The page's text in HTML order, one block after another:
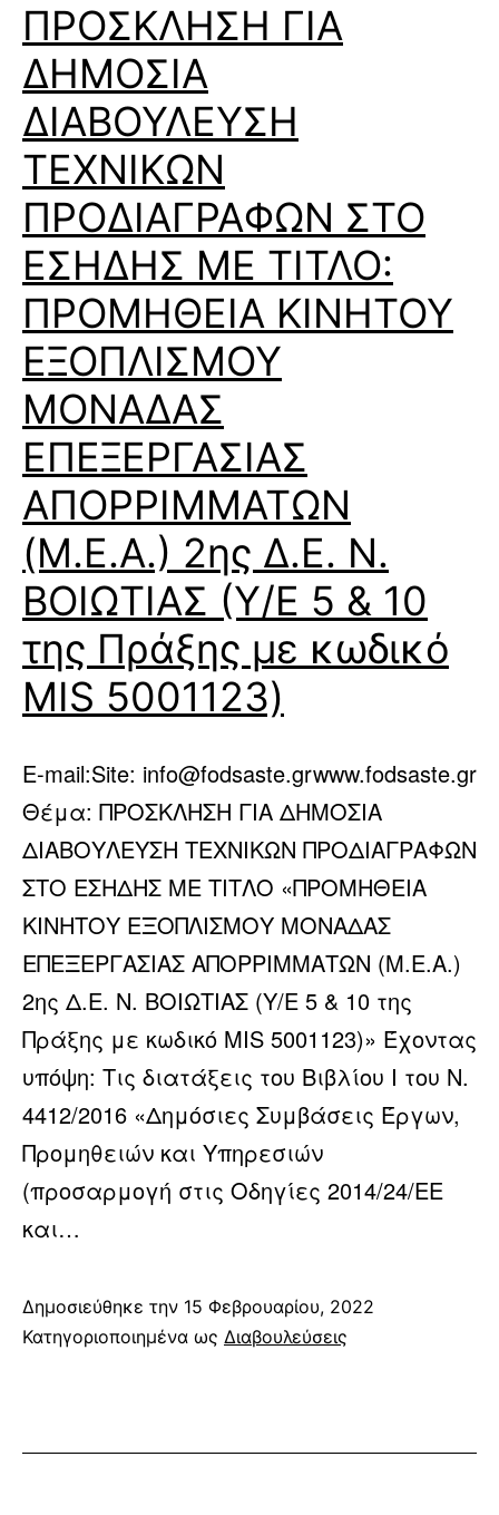
ΠΡΟΣΚΛΗΣΗ ΓΙΑ
ΔΗΜΟΣΙΑ
ΔΙΑΒΟΥΛΕΥΣΗ
ΤΕΧΝΙΚΩΝ
ΠΡΟΔΙΑΓΡΑΦΩΝ ΣΤΟ
ΕΣΗΔΗΣ ΜΕ ΤΙΤΛΟ:
ΠΡΟΜΗΘΕΙΑ ΚΙΝΗΤΟΥ
ΕΞΟΠΛΙΣΜΟΥ
ΜΟΝΑΔΑΣ
ΕΠΕΞΕΡΓΑΣΙΑΣ
ΑΠΟΡΡΙΜΜΑΤΩΝ
(Μ.Ε.Α.) 2ης Δ.Ε. Ν.
ΒΟΙΩΤΙΑΣ (Υ/Ε 5 & 10
της Πράξης με κωδικό
MIS 5001123)
E-mail:Site: info@fodsaste.grwww.fodsaste.gr
Θέμα: ΠΡΟΣΚΛΗΣΗ ΓΙΑ ΔΗΜΟΣΙΑ
ΔΙΑΒΟΥΛΕΥΣΗ ΤΕΧΝΙΚΩΝ ΠΡΟΔΙΑΓΡΑΦΩΝ
ΣΤΟ ΕΣΗΔΗΣ ΜΕ ΤΙΤΛΟ «ΠΡΟΜΗΘΕΙΑ
ΚΙΝΗΤΟΥ ΕΞΟΠΛΙΣΜΟΥ ΜΟΝΑΔΑΣ
ΕΠΕΞΕΡΓΑΣΙΑΣ ΑΠΟΡΡΙΜΜΑΤΩΝ (Μ.Ε.Α.)
2ης Δ.Ε. Ν. ΒΟΙΩΤΙΑΣ (Υ/Ε 5 & 10 της
Πράξης με κωδικό MIS 5001123)» Έχοντας
υπόψη: Τις διατάξεις του Βιβλίου Ι του Ν.
4412/2016 «Δημόσιες Συμβάσεις Έργων,
Προμηθειών και Υπηρεσιών
(προσαρμογή στις Οδηγίες 2014/24/ΕE
και…
Δημοσιεύθηκε την 15 Φεβρουαρίου, 2022
Κατηγοριοποιημένα ως Διαβουλεύσεις